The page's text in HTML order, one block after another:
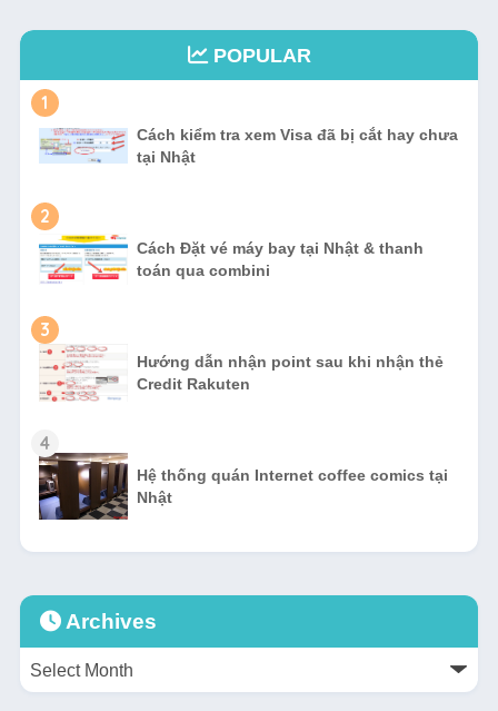
POPULAR
1
Cách kiểm tra xem Visa đã bị cắt hay chưa
tại Nhật
2
Cách Đặt vé máy bay tại Nhật & thanh
toán qua combini
3
Hướng dẫn nhận point sau khi nhận thẻ
Credit Rakuten
4
Hệ thống quán Internet coffee comics tại
Nhật
Archives